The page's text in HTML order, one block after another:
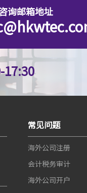
询邮箱地址
17:30
常见问题
海外公司注册
会计税务审计
海外公司开户